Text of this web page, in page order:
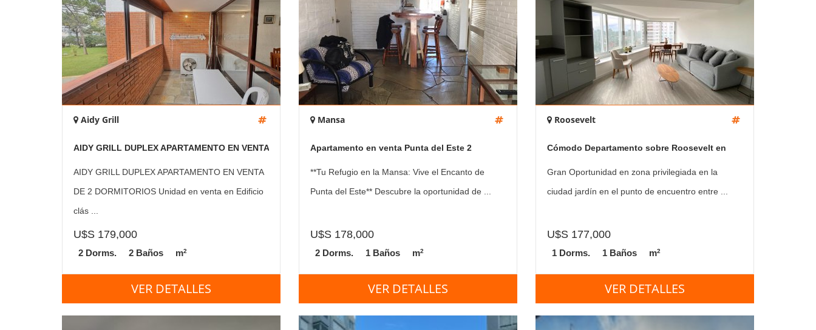
Aidy Grill
AIDY GRILL DUPLEX APARTAMENTO EN VENTA
DE 2 DORMITORIOS
AIDY GRILL DUPLEX APARTAMENTO EN VENTA
DE 2 DORMITORIOS Unidad en venta en Edificio
clás ...
U$S 179,000
2 Dorms. 2 Baños m2
VER DETALLES
Mansa
Apartamento en venta Punta del Este 2
dormitorios
**Tu Refugio en la Mansa: Vive el Encanto de
Punta del Este** Descubre la oportunidad de ...
U$S 178,000
2 Dorms. 1 Baños m2
VER DETALLES
Roosevelt
Cómodo Departamento sobre Roosevelt en
venta. Ocean Drive Country.
Gran Oportunidad en zona privilegiada en la
ciudad jardín en el punto de encuentro entre ...
U$S 177,000
1 Dorms. 1 Baños m2
VER DETALLES